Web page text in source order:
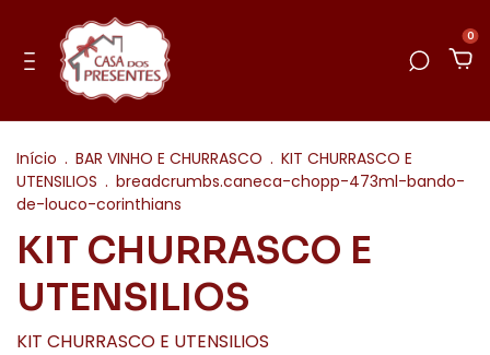
0
Início . BAR VINHO E CHURRASCO . KIT CHURRASCO E
UTENSILIOS . breadcrumbs.caneca-chopp-473ml-bando-
de-louco-corinthians
KIT CHURRASCO E
UTENSILIOS
KIT CHURRASCO E UTENSILIOS